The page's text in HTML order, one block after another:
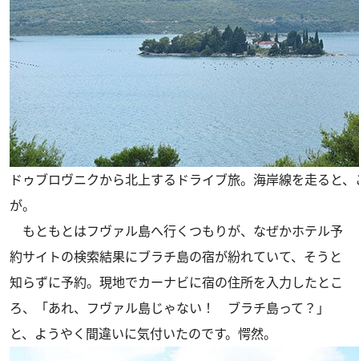
ドゥブロヴニクから北上するドライブ旅。海岸線を走ると
が。
もともとはフヴァル島へ行くつもりが、なぜかホテル予
約サイトの検索結果にブラチ島の宿が紛れていて、そうと
知らずに予約。現地でカーナビに宿の住所を入力したとこ
ろ、「あれ、フヴァル島じゃない！ ブラチ島って？」
と、ようやく間違いに気付いたのです。愕然。